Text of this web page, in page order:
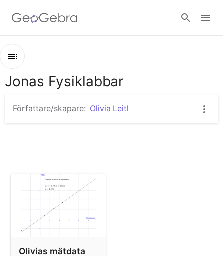
Utkast
Jonas Fysiklabbar
Författare/skapare: Olivia Leitl
Olivias mätdata